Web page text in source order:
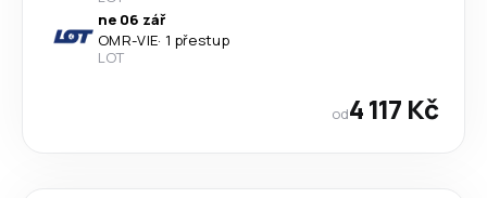
ne 06 zář
OMR-VIE· 1 přestup
LOT
od4 117 Kč